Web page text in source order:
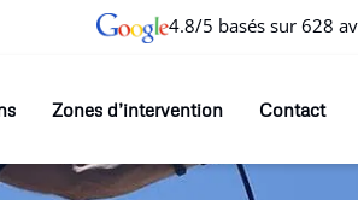
4.8/5 basés sur 628
Zones d’intervention Contact